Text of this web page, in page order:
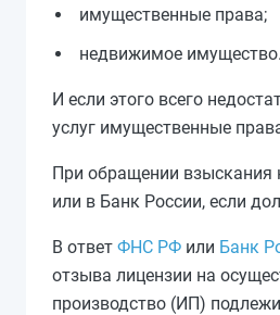
имущественные права;
недвижимое имущество.
И если этого всего
услуг имущественные
При обращении взыскания
или в Банк России, если
В ответ ФНС РФ или Банк
отзыва лицензии на
производство (ИП)